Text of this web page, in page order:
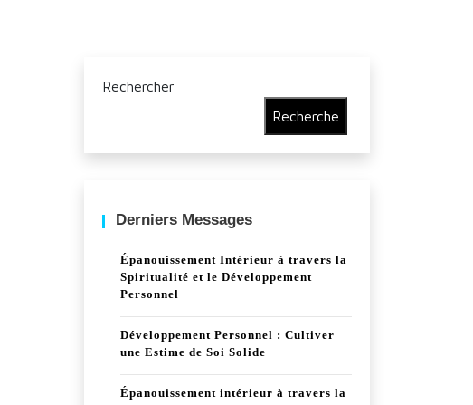
Rechercher
Recherche
Derniers Messages
Épanouissement Intérieur à travers la
Spiritualité et le Développement
Personnel
Développement Personnel : Cultiver
une Estime de Soi Solide
Épanouissement intérieur à travers la